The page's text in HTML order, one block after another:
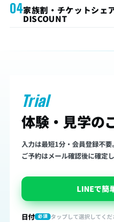
04家族割・チケットシェ
DISCOUNT
Trial
体験・見学の
入力は最短1分・会員登録不要。
ご予約はメール確認後に確定し
LINEで簡
日付 必須 タップして選択してくだ